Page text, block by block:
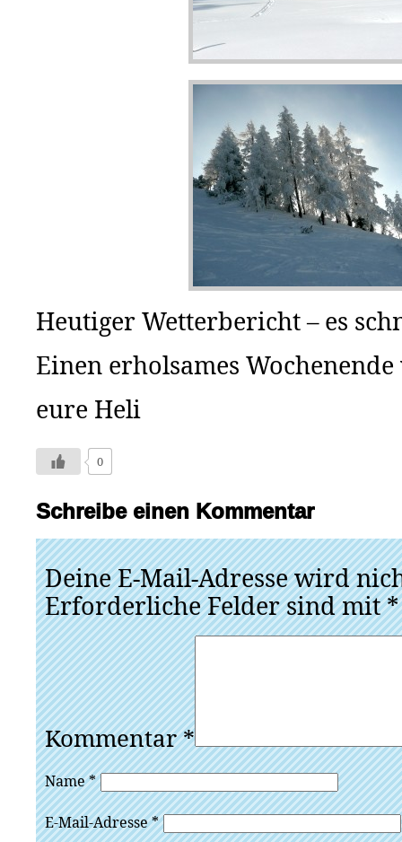
Heutiger Wetterbericht – es
Einen erholsames
eure Heli
0
Schreibe einen Kommentar
Deine E-Mail-Adresse wird
Erforderliche Felder sind mit*
Kommentar*
Name*
E-Mail-Adresse*